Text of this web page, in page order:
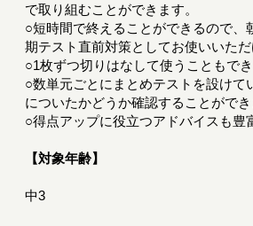
で取り組むことができます。
○短時間で終えることができるので、
期テスト直前対策としてお使いいただ
○1枚ずつ切りはなして使うこともでき
○数単元ごとにまとめテストを設けて
についたかどうか確認することができ
○得点アップに役立つアドバイスも豊
【対象年齢】
中3